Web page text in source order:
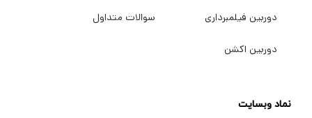
ای دارای یک کاسه 75 میلی متر است و پشتیبانی
دوربین فیلمبرداری
دوربین اکشن
سوالات متداول
نماد وبسایت